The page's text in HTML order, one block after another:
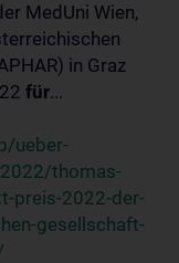
MedUni Wien,
in Graz
für...
ueber-
thomas-
preis-2022-der-
gesellschaft-